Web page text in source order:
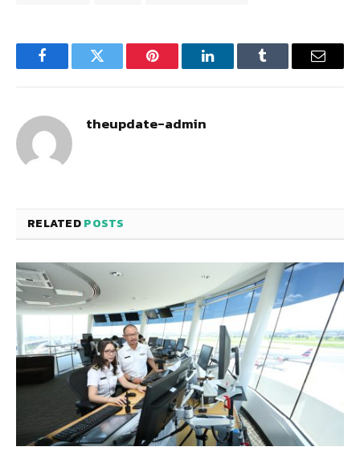
FacebookTwitter Pinterest LinkedInTumblr Email
theupdate-admin
RELATEDPOSTS